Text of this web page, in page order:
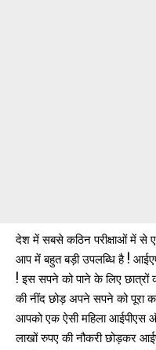
देश में सबसे कठिन परीक्षाओं में से
आप में बहुत बड़ी उपलब्धि है !
! इस सपने को पाने के लिए छात्रों
की नींद छोड़ अपने सपने को पूरा
आपको एक ऐसी महिला आईपीएस
लाखों रुपए की नौकरी छोड़कर